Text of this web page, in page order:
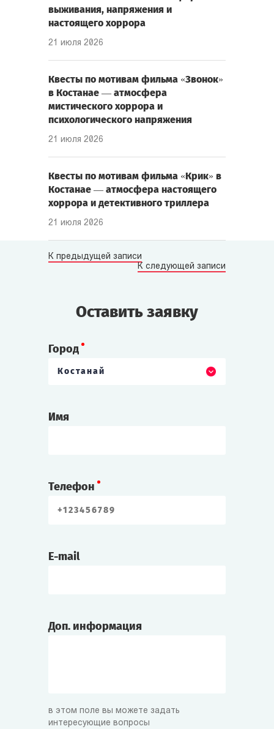
выживания, напряжения и
настоящего хоррора
21 июля 2026
Квесты по мотивам фильма «Звонок»
в Костанае — атмосфера
мистического хоррора и
психологического напряжения
21 июля 2026
Квесты по мотивам фильма «Крик» в
Костанае — атмосфера настоящего
хоррора и детективного триллера
21 июля 2026
К предыдущей записи
К следующей записи
Оставить заявку
Город
Костанай
Имя
Телефон
E-mail
Доп. информация
в этом поле вы можете задать
интересующие вопросы